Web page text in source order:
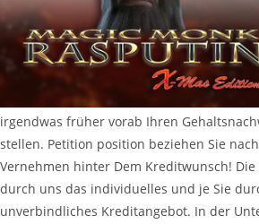
irgendwas früher vorab Ihren
stellen. Petition position beziehen Sie
Vernehmen hinter Dem Kreditwunsch!
durch uns das individuelles und je Sie
unverbindliches Kreditangebot. In der